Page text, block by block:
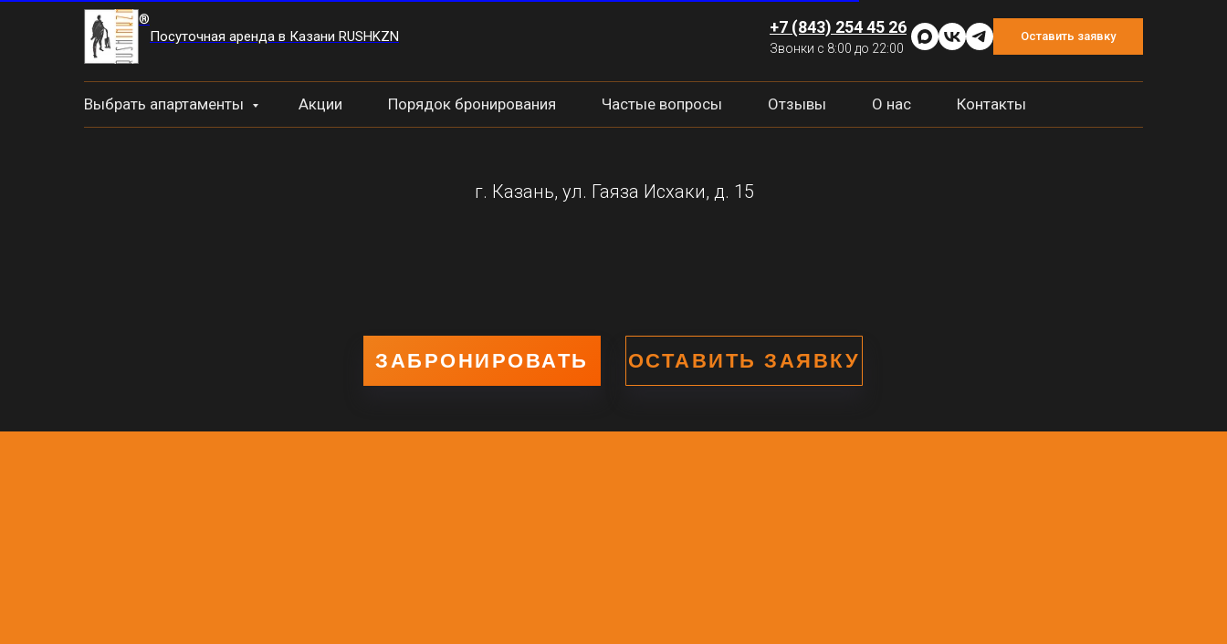
Выбрать апартаменты Акции Порядок бронирования Частые вопросы Отзывы О нас Контакты
®
Посуточная аренда в Казани RUSHKZN
+7 (843) 254 45 26
Звонки с 8:00 до 22:00
Оставить заявку
г. Казань, ул. Гаяза Исхаки, д. 15
ОСТАВИТЬ ЗАЯВКУ
ЗАБРОНИРОВАТЬ